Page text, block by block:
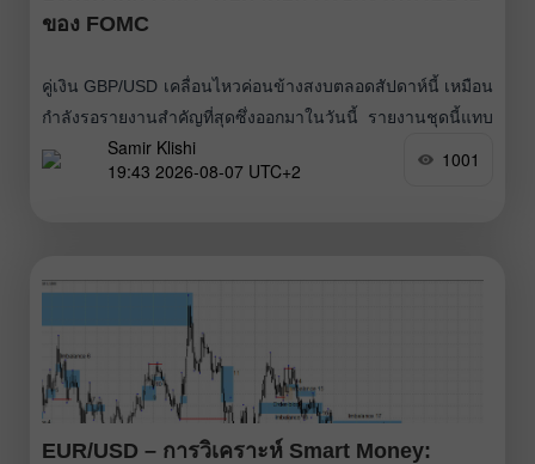
ของ FOMC
คู่เงิน GBP/USD เคลื่อนไหวค่อนข้างสงบตลอดสัปดาห์นี้ เหมือน
กำลังรอรายงานสำคัญที่สุดซึ่งออกมาในวันนี้ รายงานชุดนี้แทบ
จะปิดฉากการถกเถียงเรื่องที่ว่า FOMC จะขึ้นอัตราดอกเบี้ยใน
เดือนกันยายนหรือไม่ ตัวเลข Nonfarm Payrolls ปรับลดลงเป็น
Samir Klishi
19:43 2026-08-07 UTC+2
1001
EUR/USD – การวิเคราะห์ Smart Money: